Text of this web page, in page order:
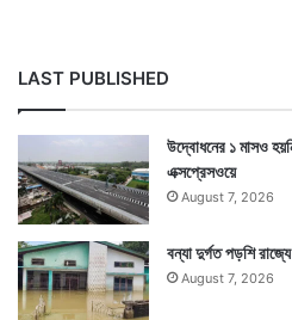
LAST PUBLISHED
উদ্বোধনের ১ মাসও
এক্সপ্রেসওয়ে
August 7, 2026
বন্যা দুর্গত পড়শি
August 7, 2026